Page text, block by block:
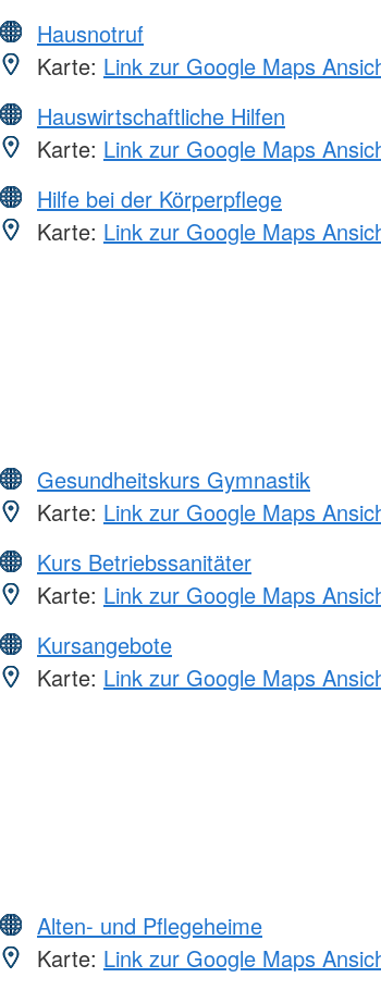
Hausnotruf
Karte: Link zur Google Maps
Hauswirtschaftliche Hilfen
Karte: Link zur Google Maps
Hilfe bei der Körperpflege
Karte: Link zur Google Maps
Gesundheitskurs Gymnastik
Karte: Link zur Google Maps
Kurs Betriebssanitäter
Karte: Link zur Google Maps
Kursangebote
Karte: Link zur Google Maps
Alten- und Pflegeheime
Karte: Link zur Google Maps